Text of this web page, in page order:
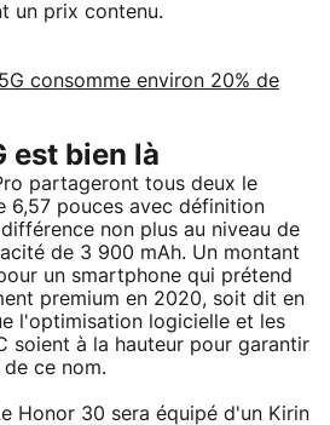
un prix contenu.
consomme environ 20% de
est bien là
partageront tous deux le
6,57 pouces avec définition
non plus au niveau de
de 3 900 mAh. Un montant
un smartphone qui prétend
premium en 2020, soit dit en
l'optimisation logicielle et les
soient à la hauteur pour garantir
ce nom.
Honor 30 sera équipé d'un Kirin